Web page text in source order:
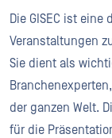
Die GISEC ist
Veranstaltungen
Sie dient als
der ganzen Welt.
für die